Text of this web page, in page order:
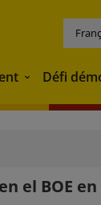
Défi
el BOE en